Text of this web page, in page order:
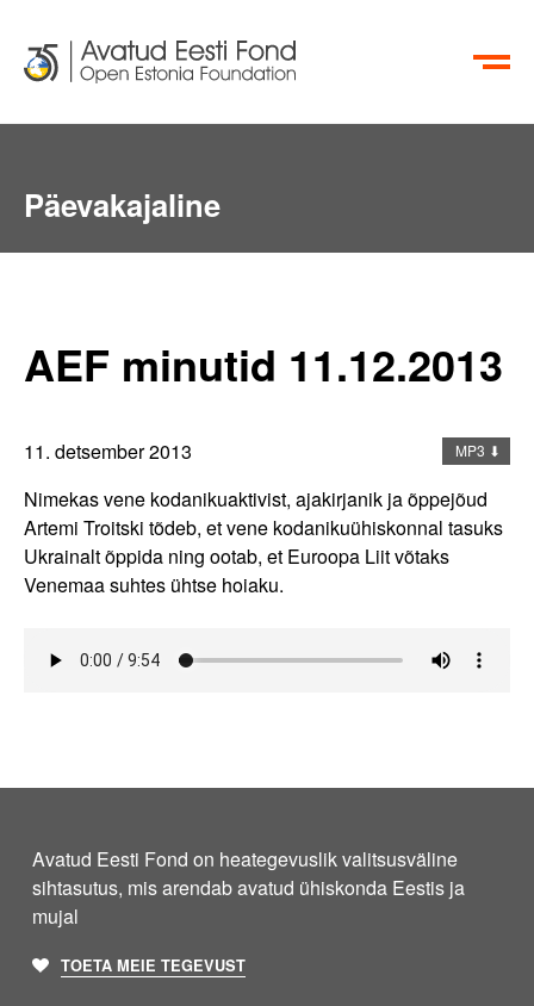
EN RU
info@oef.org.ee +372 615 5700
Päevakajaline
AEF minutid 11.12.2013
11. detsember 2013 MP3 ⬇
Nimekas vene kodanikuaktivist, ajakirjanik ja õppejõud
Artemi Troitski tõdeb, et vene kodanikuühiskonnal tasuks
Ukrainalt õppida ning ootab, et Euroopa Liit võtaks
Venemaa suhtes ühtse hoiaku.
Avatud Eesti Fond on heategevuslik valitsusväline
sihtasutus, mis arendab avatud ühiskonda Eestis ja
mujal
TOETA MEIE TEGEVUST